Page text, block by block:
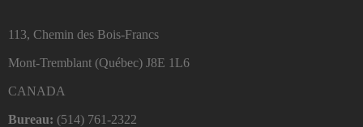
113, Chemin des Bois-Francs
Mont-Tremblant (Québec) J8E 1L6
CANADA
Bureau: (514) 761-2322